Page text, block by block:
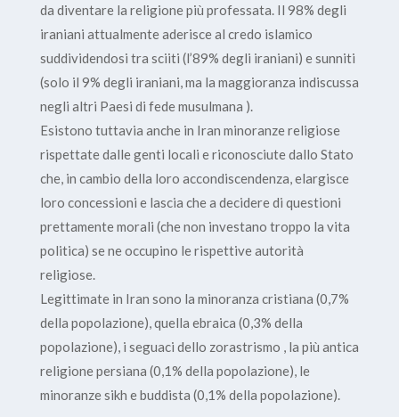
da diventare la religione più professata. Il 98% degli
iraniani attualmente aderisce al credo islamico
suddividendosi tra sciiti (l’89% degli iraniani) e sunniti
(solo il 9% degli iraniani, ma la maggioranza indiscussa
negli altri Paesi di fede musulmana ).
Esistono tuttavia anche in Iran minoranze religiose
rispettate dalle genti locali e riconosciute dallo Stato
che, in cambio della loro accondiscendenza, elargisce
loro concessioni e lascia che a decidere di questioni
prettamente morali (che non investano troppo la vita
politica) se ne occupino le rispettive autorità
religiose.
Legittimate in Iran sono la minoranza cristiana (0,7%
della popolazione), quella ebraica (0,3% della
popolazione), i seguaci dello zorastrismo , la più antica
religione persiana (0,1% della popolazione), le
minoranze sikh e buddista (0,1% della popolazione).